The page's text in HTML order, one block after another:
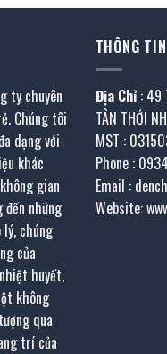
ty chuyên
Chúng tôi
dạng với
khác
gian
những
chúng
của
huyết,
không
qua
trí của
THÔNG
Địa Chỉ : 49
TÂN THỚI
MST :
Phone :
Email :
Website: